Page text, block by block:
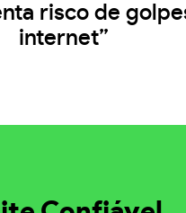
risco de
internet”